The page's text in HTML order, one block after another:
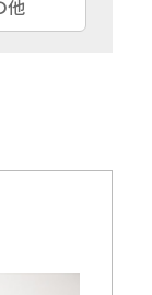
他